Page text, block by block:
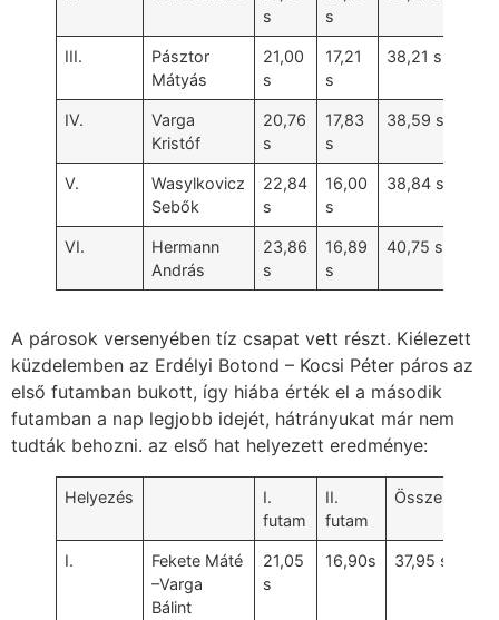
s
s
III.
Pásztor
Mátyás
21,00
s
17,21
s
38,21 s
IV.
Varga
Kristóf
20,76
s
17,83
s
38,59 s
V.
Wasylkovicz
Sebők
22,84
s
16,00
s
38,84 s
VI.
Hermann
András
23,86
s
16,89
s
40,75 s
A párosok versenyében tíz csapat vett részt. Kiélezett
küzdelemben az Erdélyi Botond – Kocsi Péter páros az
első futamban bukott, így hiába érték el a második
futamban a nap legjobb idejét, hátrányukat már nem
tudták behozni. az első hat helyezett eredménye:
Helyezés
I.
futam
II.
futam
Összesítés
I.
Fekete Máté
–Varga
Bálint
21,05
s
16,90s 37,95 s